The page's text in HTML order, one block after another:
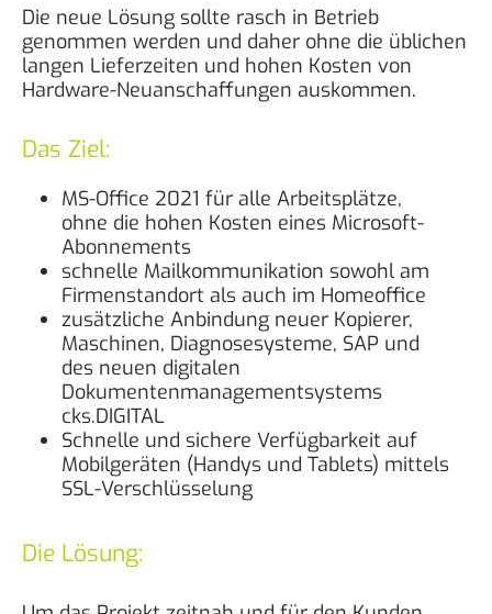
Die neue Lösung sollte rasch in Betrieb
genommen werden und daher ohne die üblichen
langen Lieferzeiten und hohen Kosten von
Hardware-Neuanschaffungen auskommen.
Das Ziel:
MS-Office 2021 für alle Arbeitsplätze,
ohne die hohen Kosten eines Microsoft-
Abonnements
schnelle Mailkommunikation sowohl am
Firmenstandort als auch im Homeoffice
zusätzliche Anbindung neuer Kopierer,
Maschinen, Diagnosesysteme, SAP und
des neuen digitalen
Dokumentenmanagementsystems
cks.DIGITAL
Schnelle und sichere Verfügbarkeit auf
Mobilgeräten (Handys und Tablets) mittels
SSL-Verschlüsselung
Die Lösung: